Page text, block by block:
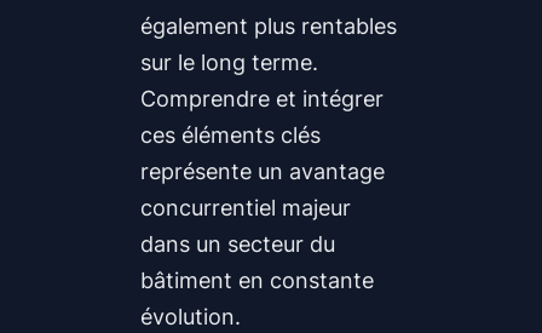
également plus rentables
sur le long terme.
Comprendre et intégrer
ces éléments clés
représente un avantage
concurrentiel majeur
dans un secteur du
bâtiment en constante
évolution.